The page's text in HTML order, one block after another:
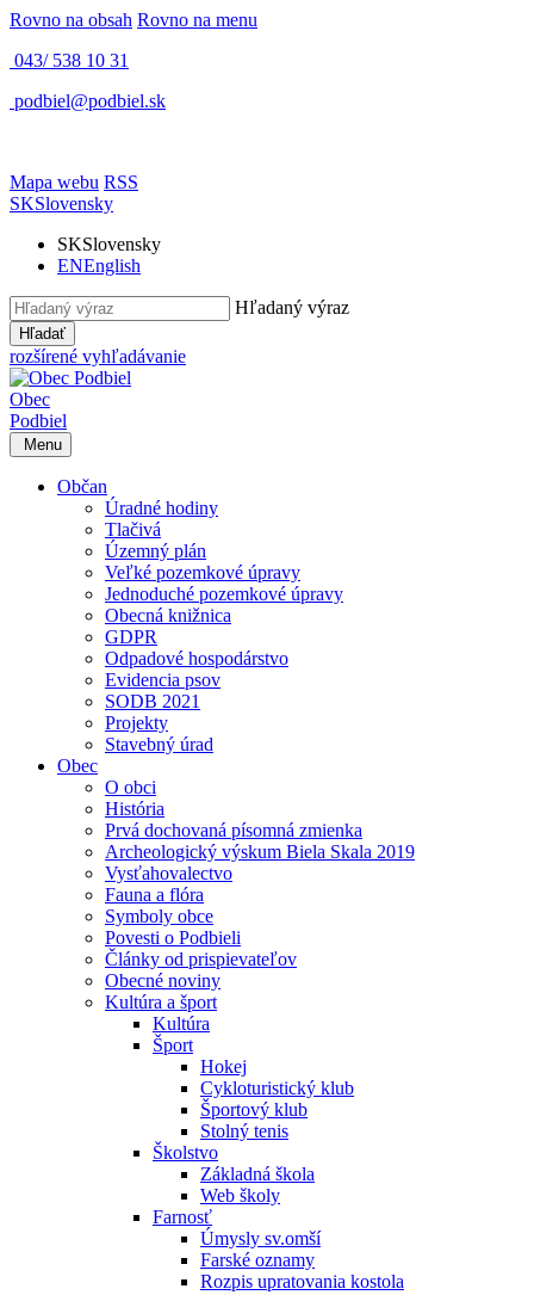
Rovno na obsah Rovno na menu
043/ 538 10 31
podbiel@podbiel.sk
Mapa webu RSS
SKSlovensky
SKSlovensky
ENEnglish
Hľadaný výraz
Hľadať
rozšírené vyhľadávanie
Obec
Podbiel
Menu
Občan
Úradné hodiny
Tlačivá
Územný plán
Veľké pozemkové úpravy
Jednoduché pozemkové úpravy
Obecná knižnica
GDPR
Odpadové hospodárstvo
Evidencia psov
SODB 2021
Projekty
Stavebný úrad
Obec
O obci
História
Prvá dochovaná písomná zmienka
Archeologický výskum Biela Skala 2019
Vysťahovalectvo
Fauna a flóra
Symboly obce
Povesti o Podbieli
Články od prispievateľov
Obecné noviny
Kultúra a šport
Kultúra
Šport
Hokej
Cykloturistický klub
Športový klub
Stolný tenis
Školstvo
Základná škola
Web školy
Farnosť
Úmysly sv.omší
Farské oznamy
Rozpis upratovania kostola